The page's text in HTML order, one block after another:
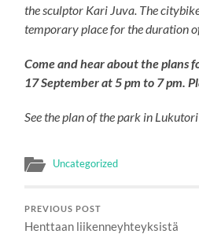
the sculptor Kari Juva. The
temporary place for the duration
Come and hear about the plans
17 September at 5 pm to 7 pm.
See the plan of the park in Lukutori
Uncategorized
PREVIOUS POST
Henttaan liikenneyhteyksistä